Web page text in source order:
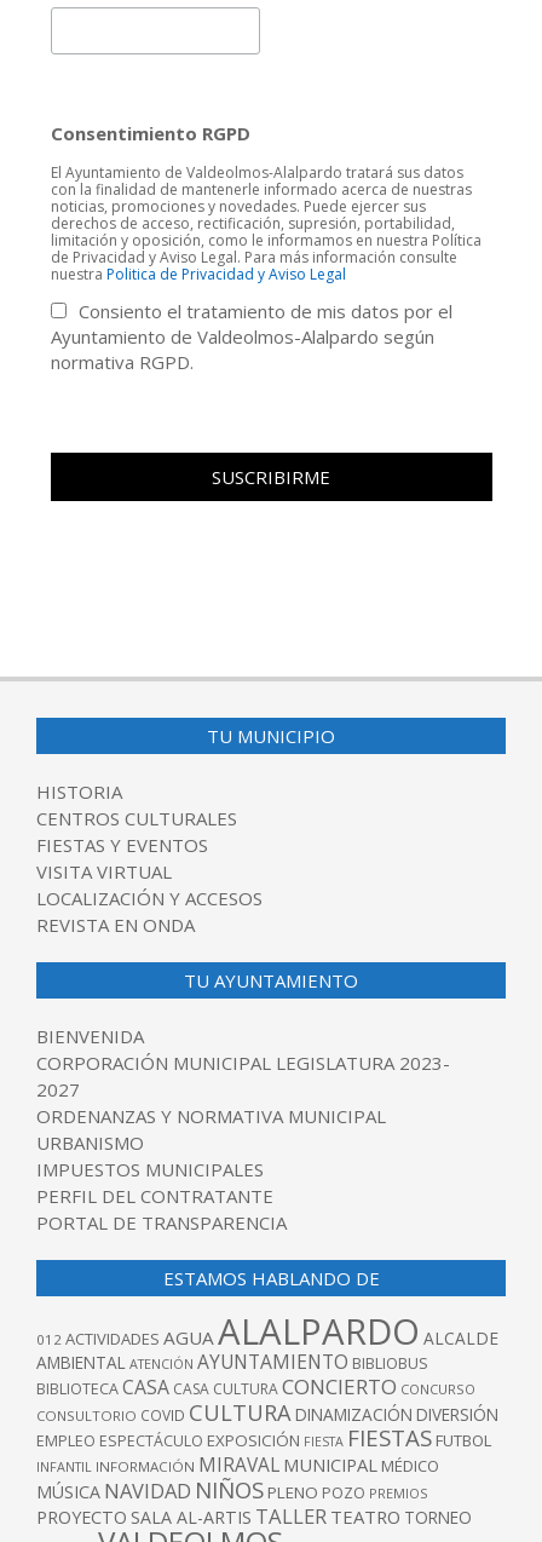
Consentimiento RGPD
El Ayuntamiento de Valdeolmos-Alalpardo tratará sus datos
con la finalidad de mantenerle informado acerca de nuestras
noticias, promociones y novedades. Puede ejercer sus
derechos de acceso, rectificación, supresión, portabilidad,
limitación y oposición, como le informamos en nuestra Política
de Privacidad y Aviso Legal. Para más información consulte
nuestra Politica de Privacidad y Aviso Legal
Consiento el tratamiento de mis datos por el
Ayuntamiento de Valdeolmos-Alalpardo según
normativa RGPD.
TU MUNICIPIO
HISTORIA
CENTROS CULTURALES
FIESTAS Y EVENTOS
VISITA VIRTUAL
LOCALIZACIÓN Y ACCESOS
REVISTA EN ONDA
TU AYUNTAMIENTO
BIENVENIDA
CORPORACIÓN MUNICIPAL LEGISLATURA 2023-
2027
ORDENANZAS Y NORMATIVA MUNICIPAL
URBANISMO
IMPUESTOS MUNICIPALES
PERFIL DEL CONTRATANTE
PORTAL DE TRANSPARENCIA
ESTAMOS HABLANDO DE
012 ACTIVIDADES AGUA ALALPARDO ALCALDE
AMBIENTAL ATENCIÓN AYUNTAMIENTO BIBLIOBUS
BIBLIOTECACASA CASA CULTURACONCIERTO CONCURSO
CONSULTORIO COVID CULTURA DINAMIZACIÓN DIVERSIÓN
EMPLEO ESPECTÁCULO EXPOSICIÓN FIESTA FIESTAS FUTBOL
INFANTIL INFORMACIÓN MIRAVAL MUNICIPAL MÉDICO
MÚSICA NAVIDAD NIÑOS PLENO POZO PREMIOS
PROYECTO SALA AL-ARTIS TALLER TEATRO TORNEO